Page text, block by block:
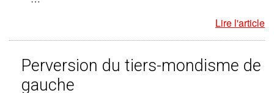
Lire l'article
Perversion du tiers-mondisme de
gauche